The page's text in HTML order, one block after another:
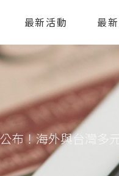
最新活動 最
布！海外與台灣多